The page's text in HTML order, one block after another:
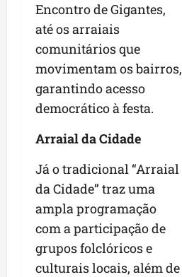
Encontro de Gigantes,
até os arraiais
comunitários que
movimentam os bairros,
garantindo acesso
democrático à festa.
Arraial da Cidade
Já o tradicional “Arraial
da Cidade” traz uma
ampla programação
com a participação de
grupos folclóricos e
culturais locais, além de